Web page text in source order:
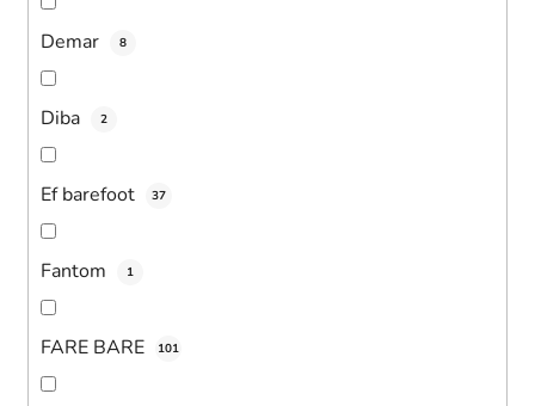
Demar 8
Diba 2
Ef barefoot 37
Fantom 1
FARE BARE 101